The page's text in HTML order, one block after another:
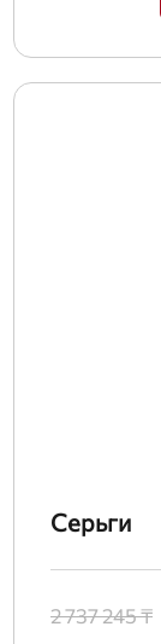
Серьги
2 737 245 ₸